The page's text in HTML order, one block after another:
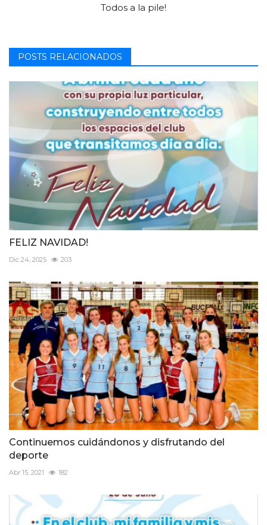
Todos a la pile!
POSTS RELACIONADOS
FELIZ NAVIDAD!
Dic 24, 2025 203
Continuemos cuidándonos y disfrutando del
deporte
Abr 15, 2021 182